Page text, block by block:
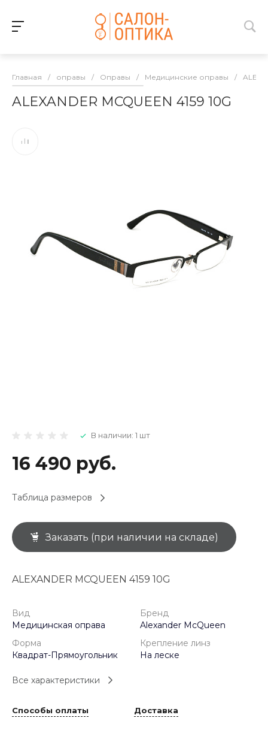
Главная / оправы / Оправы / Медицинские оправы /
ALEXANDER MCQUEEN 4159 10G
В наличии: 1 шт
16 490 руб.
Таблица размеров
Заказать (при наличии на складе)
ALEXANDER MCQUEEN 4159 10G
Вид
Медицинская оправа
Бренд
Alexander McQueen
Форма
Квадрат-Прямоугольник
Крепление линз
На леске
Все характеристики
Способы оплаты Доставка